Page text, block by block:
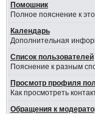
Помошник
Полное пояснение к
Календарь
Дополнительная
Список пользователей
Пояснение к разным
Просмотр профиля
Как просмотреть
Обращения к